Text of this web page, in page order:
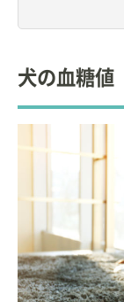
犬の血糖値